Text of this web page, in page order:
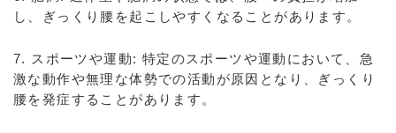
し、ぎっくり腰を起こしやすくなることがあります。
7. スポーツや運動: 特定のスポーツや運動において、急
激な動作や無理な体勢での活動が原因となり、ぎっくり
腰を発症することがあります。